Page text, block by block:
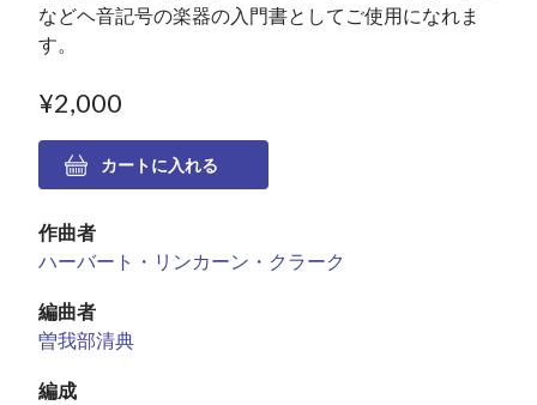
などヘ音記号の楽器の入門書としてご使用になれま
す。
¥2,000
作曲者
ハーバート・リンカーン・クラーク
編曲者
曽我部清典
編成